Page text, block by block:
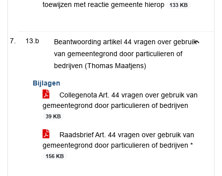
toewijzen met reactie gemeente hierop
133 KB
13.b
Beantwoording artikel 44 vragen over gebruik
van gemeentegrond door particulieren of
bedrijven (Thomas Maatjens)
Bijlagen
Collegenota Art. 44 vragen over gebruik van
gemeentegrond door particulieren of bedrijven
39 KB
Raadsbrief Art. 44 vragen over gebruik van
gemeentegrond door particulieren of bedrijven *
156 KB